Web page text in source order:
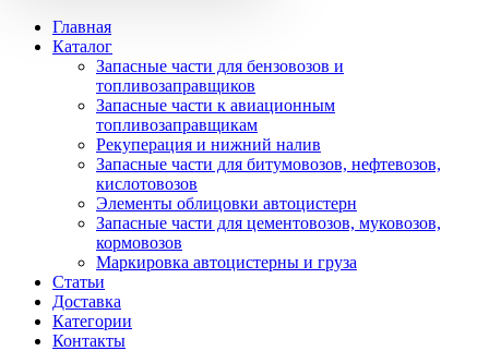
Главная
Каталог
Запасные части для бензовозов и
топливозаправщиков
Запасные части к авиационным
топливозаправщикам
Рекуперация и нижний налив
Запасные части для битумовозов, нефтевозов,
кислотовозов
Элементы облицовки автоцистерн
Запасные части для цементовозов, муковозов,
кормовозов
Маркировка автоцистерны и груза
Статьи
Доставка
Категории
Контакты